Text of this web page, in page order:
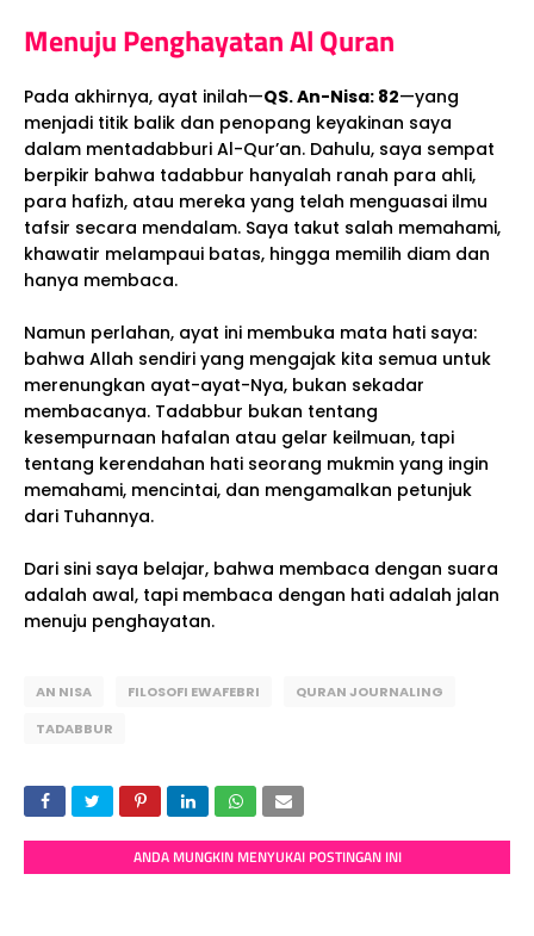
Menuju Penghayatan Al Quran
Pada akhirnya, ayat inilah—QS. An-Nisa: 82—yang
menjadi titik balik dan penopang keyakinan saya
dalam mentadabburi Al-Qur’an. Dahulu, saya sempat
berpikir bahwa tadabbur hanyalah ranah para ahli,
para hafizh, atau mereka yang telah menguasai ilmu
tafsir secara mendalam. Saya takut salah memahami,
khawatir melampaui batas, hingga memilih diam dan
hanya membaca.
Namun perlahan, ayat ini membuka mata hati saya:
bahwa Allah sendiri yang mengajak kita semua untuk
merenungkan ayat-ayat-Nya, bukan sekadar
membacanya. Tadabbur bukan tentang
kesempurnaan hafalan atau gelar keilmuan, tapi
tentang kerendahan hati seorang mukmin yang ingin
memahami, mencintai, dan mengamalkan petunjuk
dari Tuhannya.
Dari sini saya belajar, bahwa membaca dengan suara
adalah awal, tapi membaca dengan hati adalah jalan
menuju penghayatan.
AN NISA FILOSOFI EWAFEBRI
QURAN JOURNALING
TADABBUR
ANDA MUNGKIN MENYUKAI POSTINGAN INI